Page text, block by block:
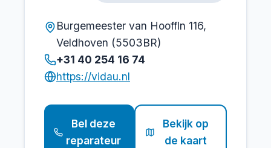
Burgemeester van Hooffln 116,
Veldhoven (5503BR)
+31 40 254 16 74
https://vidau.nl
Bel deze
reparateur
Bekijk op
de kaart